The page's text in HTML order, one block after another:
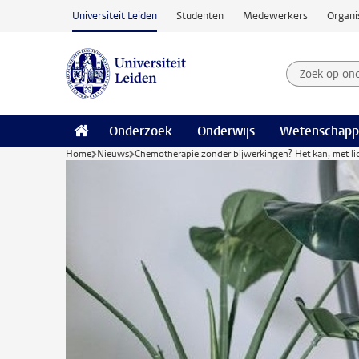
Ga naar hoofdinhoud
Universiteit Leiden Studenten Medewerkers
Zoek op
Zoekterm
Onderzoek Onderwijs
Home Nieuws Chemotherapie zonder bijwerkingen? Het kan, met